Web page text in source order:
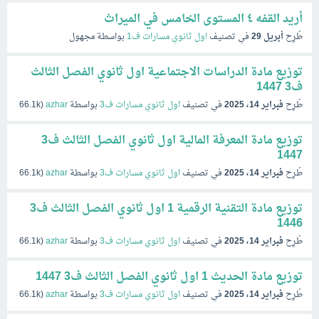
أريد القفه ٤ المستوى الخامس في الميراث
طُرِحأبريل 29 في تصنيفاول ثانوي مسارات ف1 بواسطةمجهول
توزيع مادة الدراسات الاجتماعية اول ثانوي الفصل الثالث
ف3 1447
طُرِحفبراير 14، 2025 في تصنيفاول ثانوي مسارات ف3 بواسطةazhar
(
66.1k
توزيع مادة المعرفة المالية اول ثانوي الفصل الثالث ف3
1447
طُرِحفبراير 14، 2025 في تصنيفاول ثانوي مسارات ف3 بواسطةazhar
(
66.1k
توزيع مادة التقنية الرقمية 1 اول ثانوي الفصل الثالث ف3
1446
طُرِحفبراير 14، 2025 في تصنيفاول ثانوي مسارات ف3 بواسطةazhar
(
66.1k
توزيع مادة الحديث 1 اول ثانوي الفصل الثالث ف3 1447
طُرِحفبراير 14، 2025 في تصنيفاول ثانوي مسارات ف3 بواسطةazhar
(
66.1k